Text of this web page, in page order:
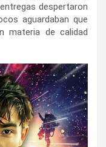
despertaron
aguardaban que
materia de calidad